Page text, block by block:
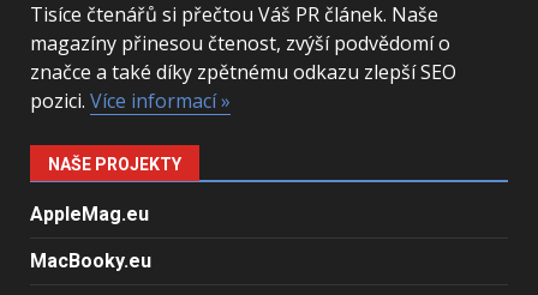
Tisíce čtenářů si přečtou Váš PR článek. Naše
magazíny přinesou čtenost, zvýší podvědomí o
značce a také díky zpětnému odkazu zlepší SEO
pozici. Více informací »
NAŠE PROJEKTY
AppleMag.eu
MacBooky.eu